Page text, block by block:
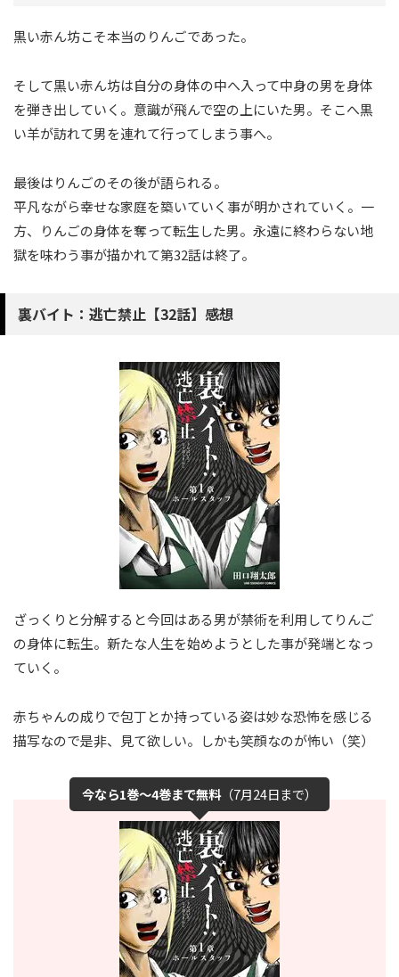
黒い赤ん坊こそ本当のりんごであった。
そして黒い赤ん坊は自分の身体の中へ入って中身の男を身体
を弾き出していく。意識が飛んで空の上にいた男。そこへ黒
い羊が訪れて男を連れて行ってしまう事へ。
最後はりんごのその後が語られる。
平凡ながら幸せな家庭を築いていく事が明かされていく。一
方、りんごの身体を奪って転生した男。永遠に終わらない地
獄を味わう事が描かれて第32話は終了。
裏バイト：逃亡禁止【32話】感想
ざっくりと分解すると今回はある男が禁術を利用してりんご
の身体に転生。新たな人生を始めようとした事が発端となっ
ていく。
赤ちゃんの成りで包丁とか持っている姿は妙な恐怖を感じる
描写なので是非、見て欲しい。しかも笑顔なのが怖い（笑）
今なら1巻～4巻まで無料（7月24日まで）